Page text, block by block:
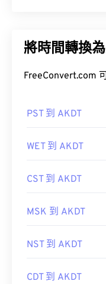
將時間轉換
FreeConvert.com
PST 到 AKDT
WET 到 AKDT
CST 到 AKDT
MSK 到 AKDT
NST 到 AKDT
CDT 到 AKDT